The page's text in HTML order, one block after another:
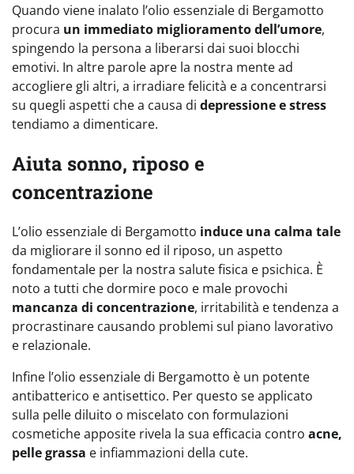
Quando viene inalato l’olio essenziale di Bergamotto
procura un immediato miglioramento dell’umore,
spingendo la persona a liberarsi dai suoi blocchi
emotivi. In altre parole apre la nostra mente ad
accogliere gli altri, a irradiare felicità e a concentrarsi
su quegli aspetti che a causa di depressione e stress
tendiamo a dimenticare.
Aiuta sonno, riposo e
concentrazione
L’olio essenziale di Bergamotto induce una calma tale
da migliorare il sonno ed il riposo, un aspetto
fondamentale per la nostra salute fisica e psichica. È
noto a tutti che dormire poco e male provochi
mancanza di concentrazione, irritabilità e tendenza a
procrastinare causando problemi sul piano lavorativo
e relazionale.
Infine l’olio essenziale di Bergamotto è un potente
antibatterico e antisettico. Per questo se applicato
sulla pelle diluito o miscelato con formulazioni
cosmetiche apposite rivela la sua efficacia contro acne,
pelle grassa e infiammazioni della cute.